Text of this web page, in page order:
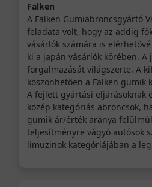
Falken
A Falken Gumiabroncsgyártó
feladata volt, hogy az addig
vásárlók számára is
ki a japán vásárlók körében.
forgalmazását világszerte. A
köszönhetően a Falken
A fejlett gyártási eljárásoknak
közép kategóriás abroncsok,
gumik ár/érték aránya
teljesítményre vágyó autósok
limuzinok kategóriájában a